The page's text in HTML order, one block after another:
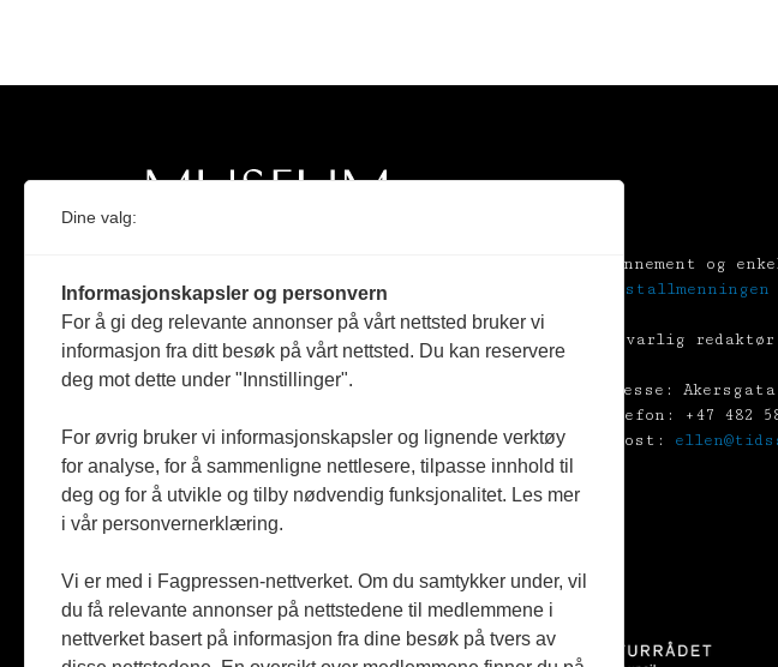
Medlem i Norsk tidsskriftforening og
Fagpressen
Støttet av Kulturrådet og Norges
Følger Redaktørplakaten og Vær Varsom-
plakaten
Abonnement og
Tekstallmenningen
Ansvarlig
Adresse:
Telefon: +47 482
E-post:
Dine valg:
Informasjonskapsler og personvern
For å gi deg relevante annonser på vårt nettsted bruker vi
informasjon fra ditt besøk på vårt nettsted. Du kan reservere
deg mot dette under "Innstillinger".
For øvrig bruker vi informasjonskapsler og lignende verktøy
for analyse, for å sammenligne nettlesere, tilpasse innhold til
deg og for å utvikle og tilby nødvendig funksjonalitet. Les mer
i vår personvernerklæring.
Vi er med i Fagpressen-nettverket. Om du samtykker under, vil
du få relevante annonser på nettstedene til medlemmene i
nettverket basert på informasjon fra dine besøk på tvers av